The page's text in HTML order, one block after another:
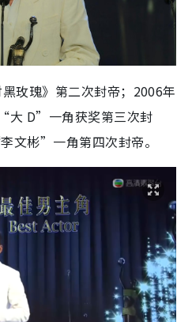
玫瑰》第二次封帝；2006年
大 D”一角获奖第三次封
文彬”一角第四次封帝。